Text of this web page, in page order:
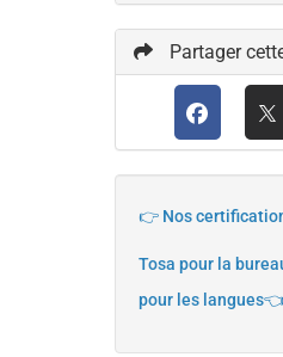
Partager
👉 Nos
Tosa pour la
pour les langues👈